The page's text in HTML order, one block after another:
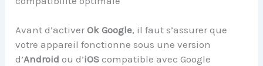
Avant d’activerOk Google, il faut s’assurer que
votre appareil fonctionne sous une version
d’Android ou d’iOS compatible avec Google